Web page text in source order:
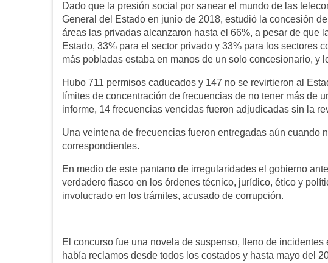
Dado que la presión social por sanear el mundo de las
General del Estado en junio de 2018, estudió la concesión
áreas las privadas alcanzaron hasta el 66%, a pesar de que
Estado, 33% para el sector privado y 33% para los sectores
más pobladas estaba en manos de un solo concesionario, y
Hubo 711 permisos caducados y 147 no se revirtieron al
límites de concentración de frecuencias de no tener más de
informe, 14 frecuencias vencidas fueron adjudicadas sin la
Una veintena de frecuencias fueron entregadas aún cuando
correspondientes.
En medio de este pantano de irregularidades el gobierno
verdadero fiasco en los órdenes técnico, jurídico, ético y
involucrado en los trámites, acusado de corrupción.
El concurso fue una novela de suspenso, lleno de
había reclamos desde todos los costados y hasta mayo del